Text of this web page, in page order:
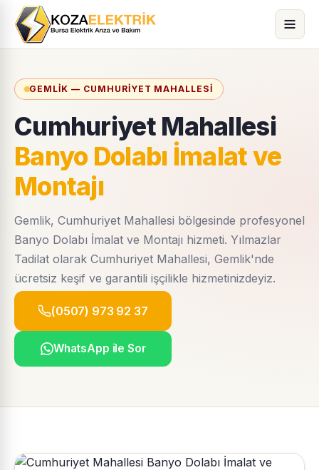
GEMLIK — CUMHURIYET MAHALLESI
Cumhuriyet Mahallesi
Banyo Dolabı İmalat ve
Montajı
Gemlik, Cumhuriyet Mahallesi bölgesinde profesyonel
Banyo Dolabı İmalat ve Montajı hizmeti. Yılmazlar
Tadilat olarak Cumhuriyet Mahallesi, Gemlik'nde
ücretsiz keşif ve garantili işçilikle hizmetinizdeyiz.
(0507) 973 92 37
WhatsApp ile Sor